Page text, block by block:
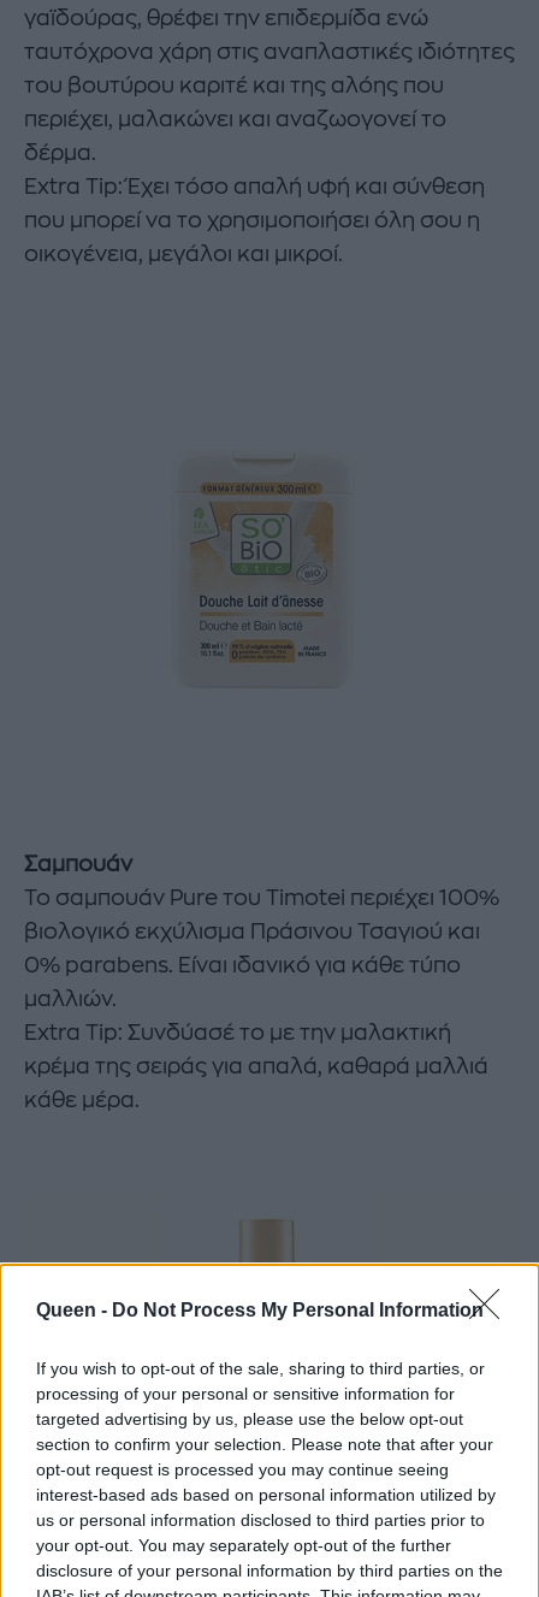
Queen - Do Not Process My Personal Information
If you wish to opt-out of the sale, sharing to third parties, or
processing of your personal or sensitive information for
targeted advertising by us, please use the below opt-out
section to confirm your selection. Please note that after your
opt-out request is processed you may continue seeing
interest-based ads based on personal information utilized by
us or personal information disclosed to third parties prior to
your opt-out. You may separately opt-out of the further
disclosure of your personal information by third parties on the
γαϊδούρας, θρέφει την επιδερμίδα ενώ
ταυτόχρονα χάρη στις αναπλαστικές ιδιότητες
του βουτύρου καριτέ και της αλόης που
περιέχει, μαλακώνει και αναζωογονεί το
δέρμα.
Εxtra Tip: Έχει τόσο απαλή υφή και σύνθεση
που μπορεί να το χρησιμοποιήσει όλη σου η
οικογένεια, μεγάλοι και μικροί.
Σαμπουάν
Το σαμπουάν Pure του Timotei περιέχει 100%
βιολογικό εκχύλισμα Πράσινου Τσαγιού και
0% parabens. Είναι ιδανικό για κάθε τύπο
μαλλιών.
Extra Tip: Συνδύασέ το με την μαλακτική
κρέμα της σειράς για απαλά, καθαρά μαλλιά
κάθε μέρα.